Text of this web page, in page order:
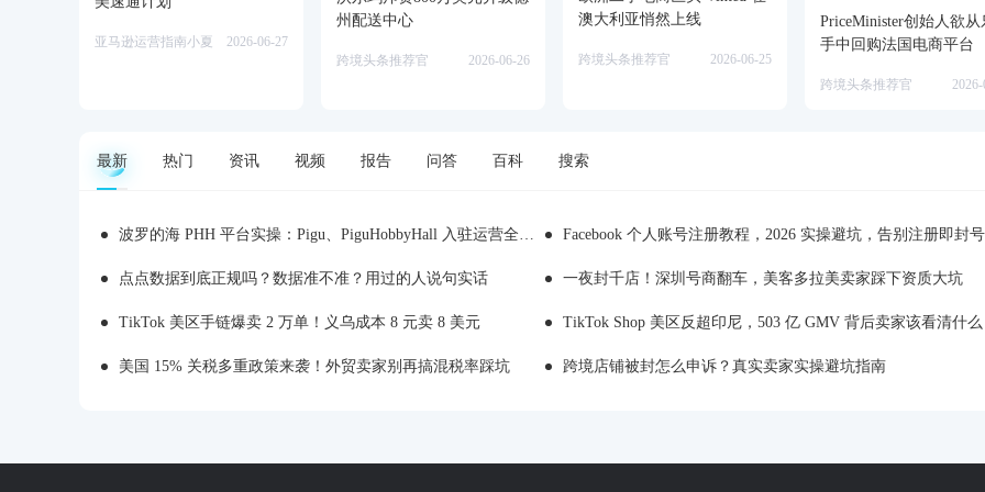
亚马逊运营指南小夏 2026-06-27
州配送中心
跨境头条推荐官 2026-06-26
澳大利亚悄然上线
跨境头条推荐官 2026-06-25
PriceMinister创始人欲从
手中回购法国电商平台
跨境头条推荐官
最新 热门 资讯 视频 报告 问答 百科 搜索
波罗的海 PHH 平台实操：Pigu、PiguHobbyHall 入驻运营全解析 Facebook 个人账号注册教程，2026 实操避坑，告别注册即封号
点点数据到底正规吗？数据准不准？用过的人说句实话 一夜封千店！深圳号商翻车，美客多拉美卖家踩下资质大坑
TikTok 美区手链爆卖 2 万单！义乌成本 8 元卖 8 美元 TikTok Shop 美区反超印尼，503 亿 GMV 背后卖家该看清什么
美国 15% 关税多重政策来袭！外贸卖家别再搞混税率踩坑 跨境店铺被封怎么申诉？真实卖家实操避坑指南